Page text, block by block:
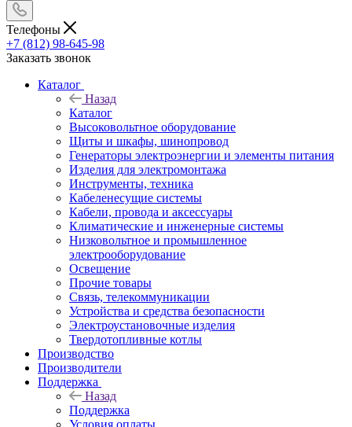
Телефоны
+7 (812) 98-645-98
Заказать звонок
Каталог
Назад
Каталог
Высоковольтное оборудование
Щиты и шкафы, шинопровод
Генераторы электроэнергии и элементы питания
Изделия для электромонтажа
Инструменты, техника
Кабеленесущие системы
Кабели, провода и аксессуары
Климатические и инженерные системы
Низковольтное и промышленное
электрооборудование
Освещение
Прочие товары
Связь, телекоммуникации
Устройства и средства безопасности
Электроустановочные изделия
Твердотопливные котлы
Производство
Производители
Поддержка
Назад
Поддержка
Условия оплаты